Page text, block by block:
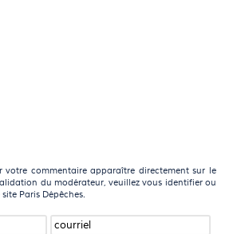
votre commentaire apparaître directement sur le
du modérateur, veuillez vous identifier ou
Paris Dépêches.